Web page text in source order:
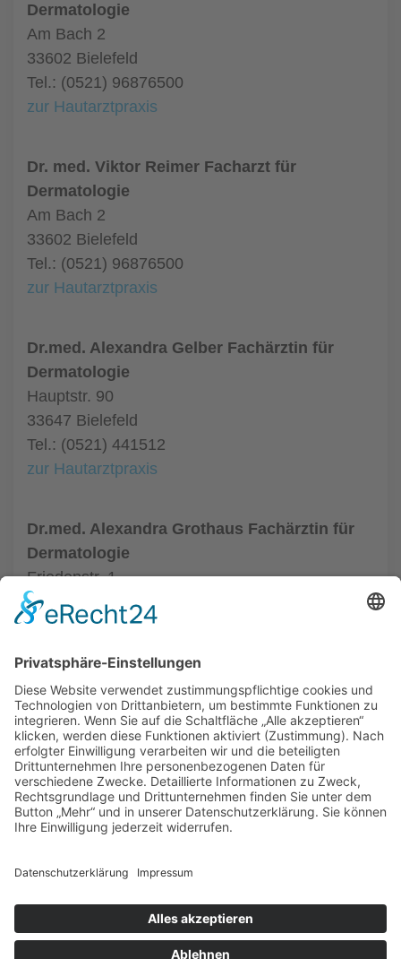
Dermatologie
Am Bach 2
33602 Bielefeld
Tel.: (0521) 96876500
zur Hautarztpraxis
Dr. med. Viktor Reimer Facharzt für
Dermatologie
Am Bach 2
33602 Bielefeld
Tel.: (0521) 96876500
zur Hautarztpraxis
Dr.med. Alexandra Gelber Fachärztin für
Dermatologie
Hauptstr. 90
33647 Bielefeld
Tel.: (0521) 441512
zur Hautarztpraxis
Dr.med. Alexandra Grothaus Fachärztin für
Dermatologie
Friedenstr. 1
33602 Bielefeld
Tel.: (0521) 68004
ALLGEMEIN
HAUTÄRZTE
HAUTÄRZTE
HAUTARZT NOTDIENST